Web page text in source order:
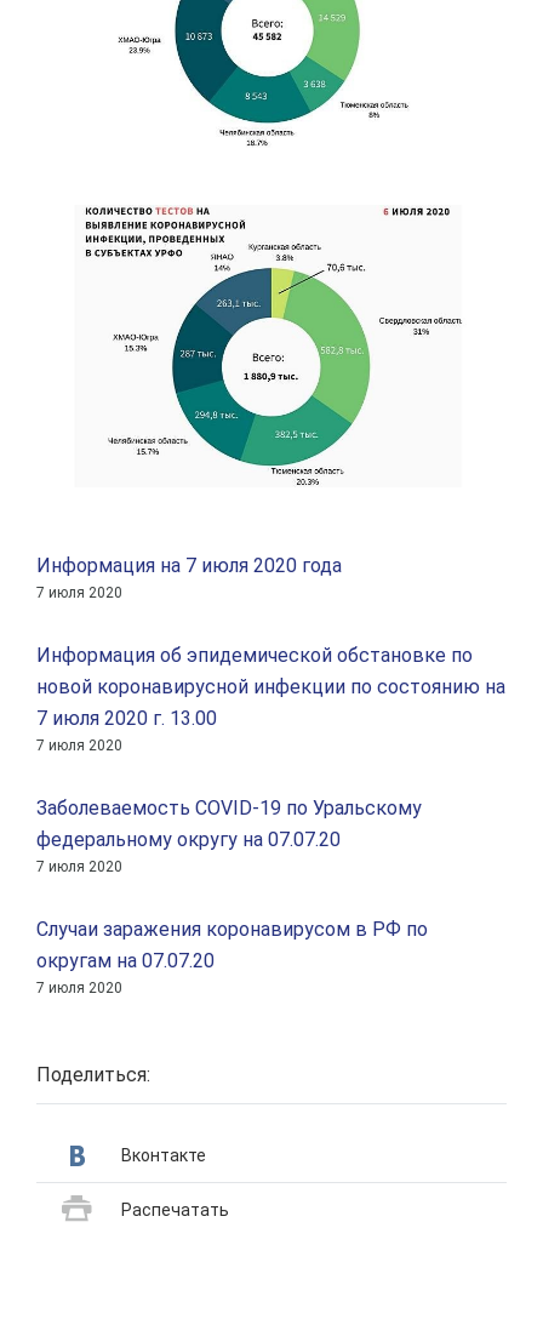
Информация на 7 июля 2020 года
7 июля 2020
Информация об эпидемической обстановке по
новой коронавирусной инфекции по состоянию на
7 июля 2020 г. 13.00
7 июля 2020
Заболеваемость COVID-19 по Уральскому
федеральному округу на 07.07.20
7 июля 2020
Случаи заражения коронавирусом в РФ по
округам на 07.07.20
7 июля 2020
Поделиться:
Вконтакте
Распечатать